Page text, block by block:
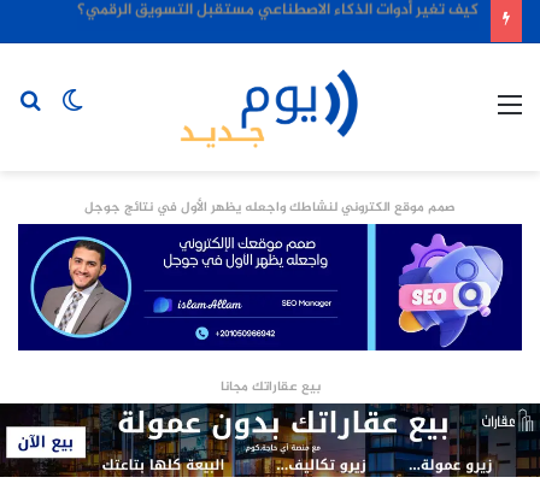
كيف تغير أدوات الذكاء الاصطناعي مستقبل التسويق الرقمي؟
الوضع
صمم موقع الكتروني لنشاطك واجعله يظهر الأول في نتائج جوجل
بيع عقاراتك مجانا